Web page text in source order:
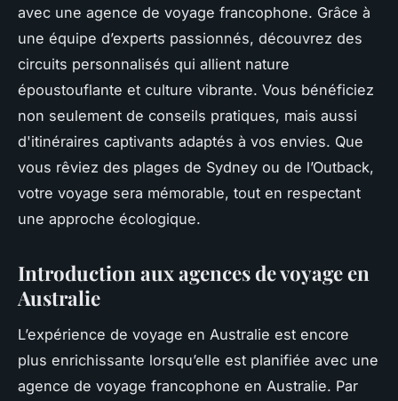
avec une agence de voyage francophone. Grâce à
une équipe d’experts passionnés, découvrez des
circuits personnalisés qui allient nature
époustouflante et culture vibrante. Vous bénéficiez
non seulement de conseils pratiques, mais aussi
d'itinéraires captivants adaptés à vos envies. Que
vous rêviez des plages de Sydney ou de l’Outback,
votre voyage sera mémorable, tout en respectant
une approche écologique.
Introduction aux agences de voyage en
Australie
L’expérience de voyage en Australie est encore
plus enrichissante lorsqu’elle est planifiée avec une
agence de voyage francophone en Australie. Par